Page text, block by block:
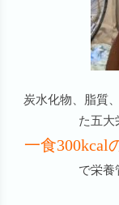
炭水化物、脂質
た五大
一食300kcal
で栄養